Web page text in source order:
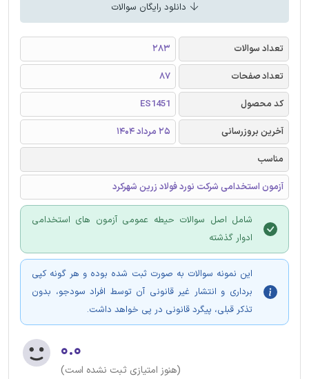
دانلود رایگان سوالات
تعداد سوالات
283
تعداد صفحات
87
کد محصول
ES1451
آخرین بروزرسانی
25 مرداد 1404
مناسب
آزمون استخدامی شرکت نورد فولاد زرین شهرکرد
شامل اصل سوالات حیطه عمومی آزمون های استخدامی
ادوار گذشته
این نمونه سوالات به صورت ثبت شده بوده و هر گونه کپی
برداری و انتشار غیر قانونی آن توسط افراد سودجو، بدون
تذکر قبلی، پیگرد قانونی در پی خواهد داشت.
۰.۰
(هنوز امتیازی ثبت نشده است)